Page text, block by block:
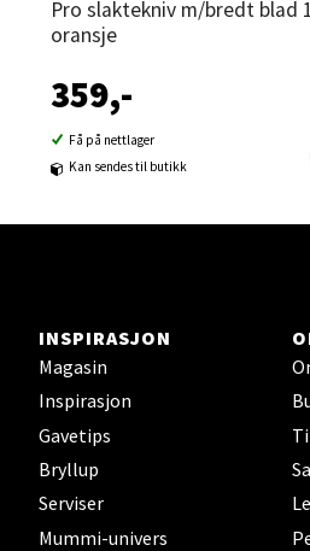
Pro slaktekniv m/bredt blad 15 cm
oransje
359,-
Få på nettlager
Kan sendes til butikk
INSPIRASJON
Magasin
Inspirasjon
Gavetips
Bryllup
Serviser
Mummi-univers
Sortland - Sortland
Åpent i dag 10-19
Steinkjer - Thon
Sjøfartsgata 2, 7714
Åpent i dag 10-20